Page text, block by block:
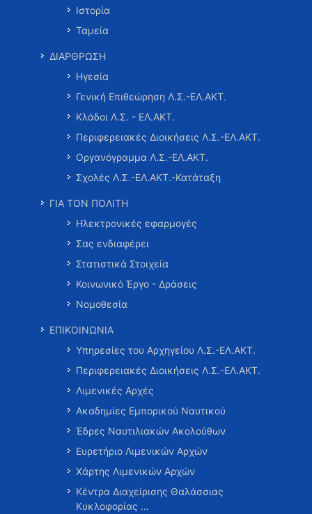
Ιστορία
Ταμεία
ΔΙΑΡΘΡΩΣΗ
Ηγεσία
Γενική Επιθεώρηση Λ.Σ.-ΕΛ.ΑΚΤ.
Κλάδοι Λ.Σ. - ΕΛ.ΑΚΤ.
Περιφερειακές Διοικήσεις Λ.Σ.-ΕΛ.ΑΚΤ.
Οργανόγραμμα Λ.Σ.-ΕΛ.ΑΚΤ.
Σχολές Λ.Σ.-ΕΛ.ΑΚΤ.-Κατάταξη
ΓΙΑ ΤΟΝ ΠΟΛΙΤΗ
Ηλεκτρονικές εφαρμογές
Σας ενδιαφέρει
Στατιστικά Στοιχεία
Κοινωνικό Έργο - Δράσεις
Νομοθεσία
ΕΠΙΚΟΙΝΩΝΙΑ
Υπηρεσίες του Αρχηγείου Λ.Σ.-ΕΛ.ΑΚΤ.
Περιφερειακές Διοικήσεις Λ.Σ.-ΕΛ.ΑΚΤ.
Λιμενικές Αρχές
Ακαδημίες Εμπορικού Ναυτικού
Έδρες Ναυτιλιακών Ακολούθων
Ευρετήριο Λιμενικών Αρχών
Χάρτης Λιμενικών Αρχών
Κέντρα Διαχείρισης Θαλάσσιας
Κυκλοφορίας …